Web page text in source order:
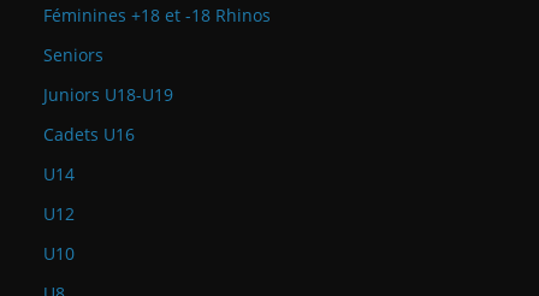
Féminines +18 et -18 Rhinos
Seniors
Juniors U18-U19
Cadets U16
U14
U12
U10